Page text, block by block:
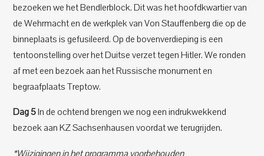
bezoeken we het Bendlerblock. Dit was het hoofdkwartier van
de Wehrmacht en de werkplek van Von Stauffenberg die op de
binneplaats is gefusileerd. Op de bovenverdieping is een
tentoonstelling over het Duitse verzet tegen Hitler. We ronden
af met een bezoek aan het Russische monument en
begraafplaats Treptow.
Dag 5In de ochtend brengen we nog een indrukwekkend
bezoek aan KZ Sachsenhausen voordat we terugrijden.
*Wijzigingen in het programma voorbehouden